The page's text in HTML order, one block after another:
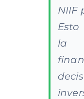
NIIF
la